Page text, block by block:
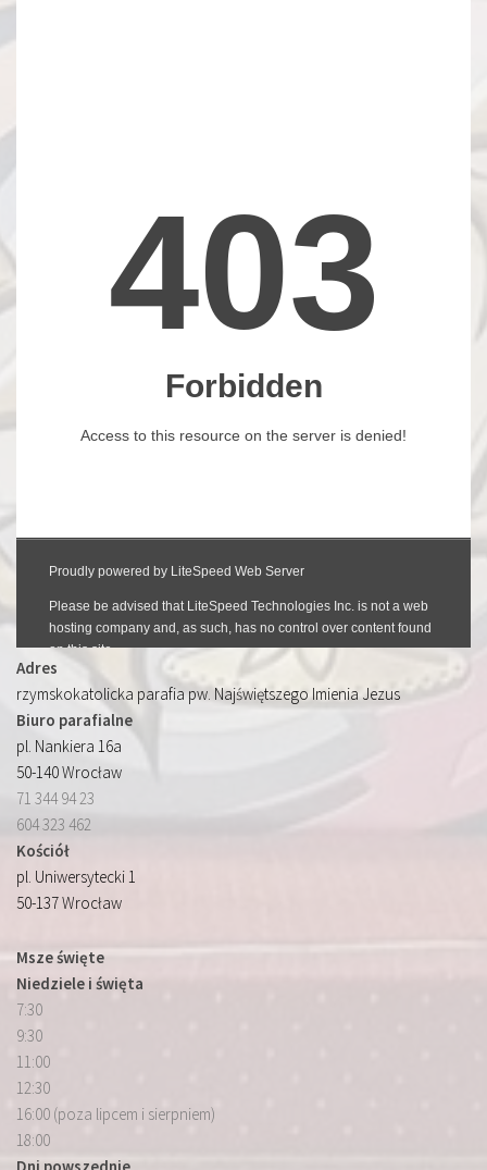
Adres
rzymskokatolicka parafia pw. Najświętszego Imienia Jezus
Biuro parafialne
pl. Nankiera 16a
50-140 Wrocław
71 344 94 23
604 323 462
Kościół
pl. Uniwersytecki 1
50-137 Wrocław
Msze święte
Niedziele i święta
7:30
9:30
11:00
12:30
16:00 (poza lipcem i sierpniem)
18:00